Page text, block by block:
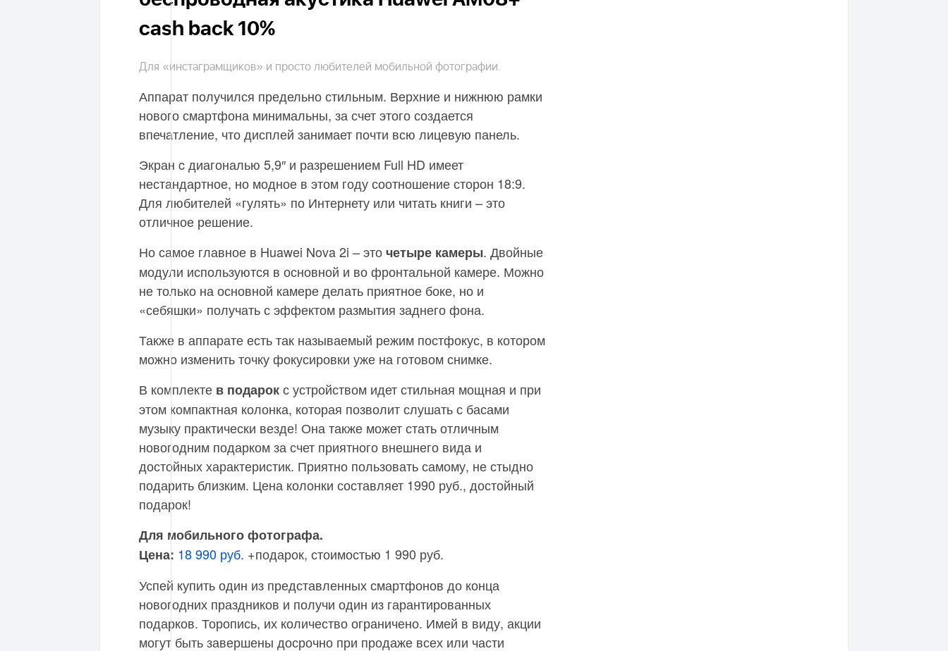
cash back 10%
Для «инстаграмщиков» и просто любителей мобильной фотографии.
Аппарат получился предельно стильным. Верхние и нижнюю рамки
нового смартфона минимальны, за счет этого создается
впечатление, что дисплей занимает почти всю лицевую панель.
Экран c диагональю 5,9″ и разрешением Full HD имеет
нестандартное, но модное в этом году соотношение сторон 18:9.
Для любителей «гулять» по Интернету или читать книги – это
отличное решение.
Но самое главное в Huawei Nova 2i – эточетыре камеры. Двойные
модули используются в основной и во фронтальной камере. Можно
не только на основной камере делать приятное боке, но и
«себяшки» получать с эффектом размытия заднего фона.
Также в аппарате есть так называемый режим постфокус, в котором
можно изменить точку фокусировки уже на готовом снимке.
В комплекте в подарокс устройством идет стильная мощная и при
этом компактная колонка, которая позволит слушать с басами
музыку практически везде! Она также может стать отличным
новогодним подарком за счет приятного внешнего вида и
достойных характеристик. Приятно пользовать самому, не стыдно
подарить близким. Цена колонки составляет 1990 руб., достойный
подарок!
Для мобильного фотографа.
Цена: 18 990 руб. +подарок, стоимостью 1 990 руб.
Успей купить один из представленных смартфонов до конца
новогодних праздников и получи один из гарантированных
подарков. Торопись, их количество ограничено. Имей в виду, акции
могут быть завершены досрочно при продаже всех или части